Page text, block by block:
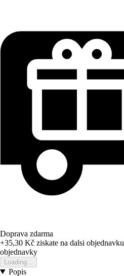
Doprava zdarma
+35,30 Kč ziskate na dalsi objednavku
objednavky
Loading...
Popis